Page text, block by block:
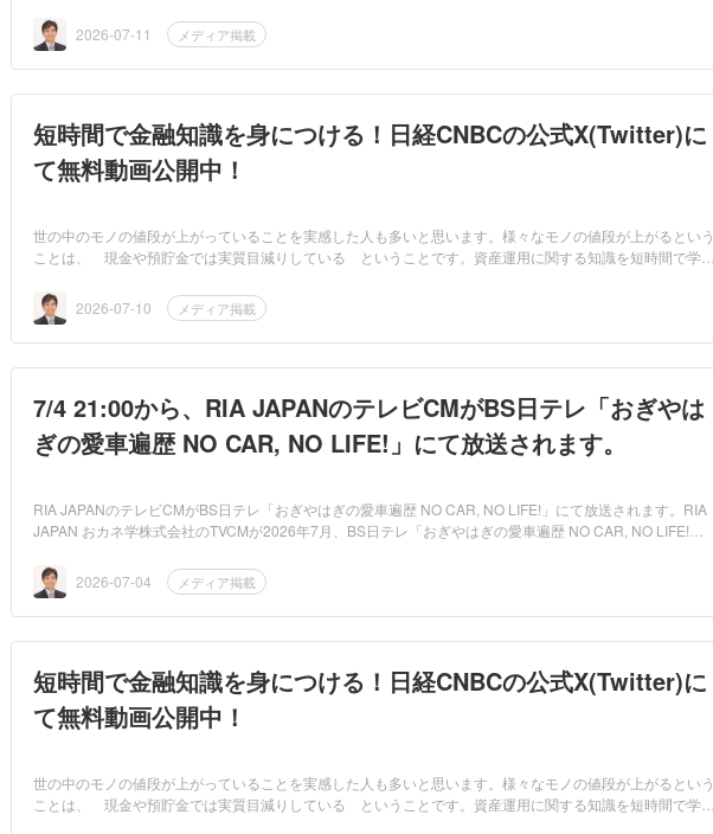
2026-07-11
メディア掲載
短時間で金融知識を身につける！日経CNBCの公式X(Twitter)に
て無料動画公開中！
世の中のモノの値段が上がっていることを実感した人も多いと思います。様々なモノの値段が上がるという
ことは、 現金や預貯金では実質目減りしている ということです。資産運用に関する知識を短時間で学
2026-07-10
メディア掲載
7/4 21:00から、RIA JAPANのテレビCMがBS日テレ「おぎやは
ぎの愛車遍歴 NO CAR, NO LIFE!」にて放送されます。
RIA JAPANのテレビCMがBS日テレ「おぎやはぎの愛車遍歴 NO CAR, NO LIFE!」にて放送されます。RIA
JAPAN おカネ学株式会社のTVCMが2026年7月、BS日テレ「おぎやはぎの愛車遍歴 NO CAR, NO LIFE!」
2026-07-04
メディア掲載
短時間で金融知識を身につける！日経CNBCの公式X(Twitter)に
て無料動画公開中！
世の中のモノの値段が上がっていることを実感した人も多いと思います。様々なモノの値段が上がるという
ことは、 現金や預貯金では実質目減りしている ということです。資産運用に関する知識を短時間で学